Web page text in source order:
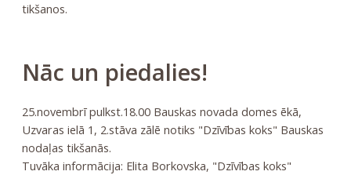
tikšanos.
Nāc un piedalies!
25.novembrī pulkst.18.00 Bauskas novada domes ēkā,
Uzvaras ielā 1, 2.stāva zālē notiks "Dzīvības koks" Bauskas
nodaļas tikšanās.
Tuvāka informācija: Elita Borkovska, "Dzīvības koks"